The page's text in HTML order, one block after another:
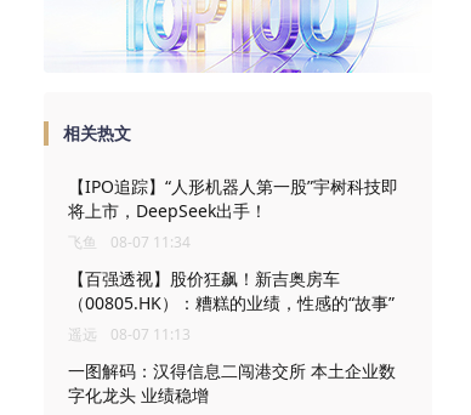
相关热文
【IPO追踪】“人形机器人第一股”宇树科技即
将上市，DeepSeek出手！
飞鱼 08-07 11:34
【百强透视】股价狂飙！新吉奥房车
（00805.HK）：糟糕的业绩，性感的“故事”
遥远 08-07 11:13
一图解码：汉得信息二闯港交所 本土企业数
字化龙头 业绩稳增